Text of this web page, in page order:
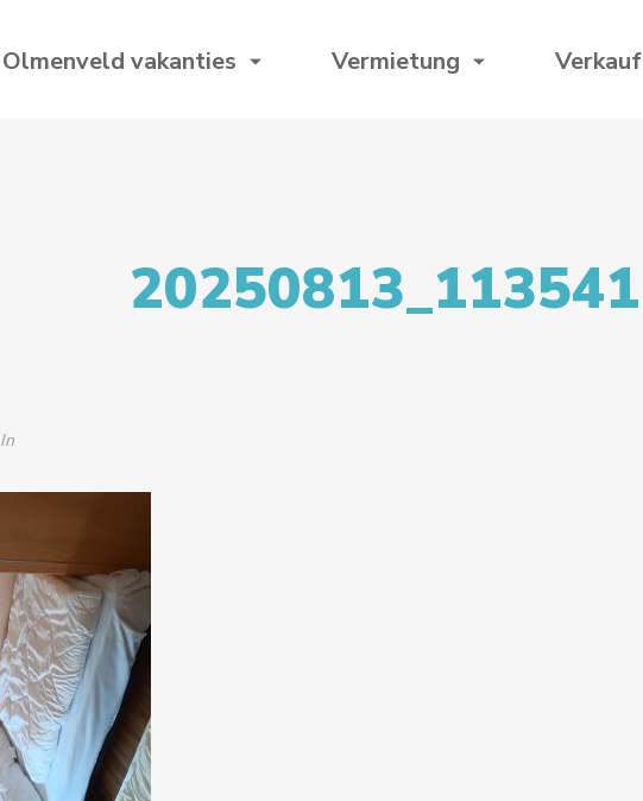
Olmenveld vakanties Vermietung Verkauf
20250813_113541
In